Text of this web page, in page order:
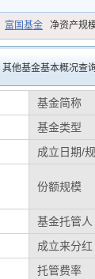
富国基金 净资产规模
其他基金基本概况查询
基金简称
基金类型
成立日期/
份额规模
基金托管人
成立来分红
托管费率